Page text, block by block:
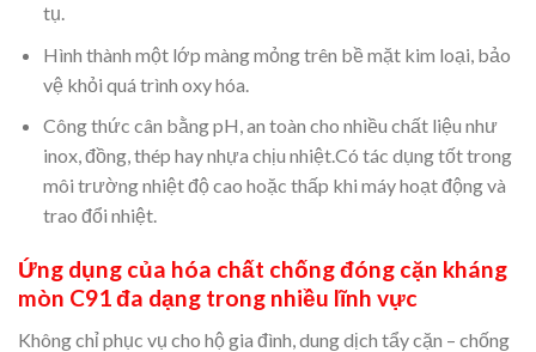
tụ.
Hình thành một lớp màng mỏng trên bề mặt kim loại, bảo
vệ khỏi quá trình oxy hóa.
Công thức cân bằng pH, an toàn cho nhiều chất liệu như
inox, đồng, thép hay nhựa chịu nhiệt.Có tác dụng tốt trong
môi trường nhiệt độ cao hoặc thấp khi máy hoạt động và
trao đổi nhiệt.
Ứng dụng của hóa chất chống đóng cặn kháng
mòn C91 đa dạng trong nhiều lĩnh vực
Không chỉ phục vụ cho hộ gia đình, dung dịch tẩy cặn – chống